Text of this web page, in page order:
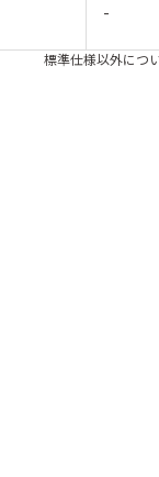
-
標準仕様以外につ